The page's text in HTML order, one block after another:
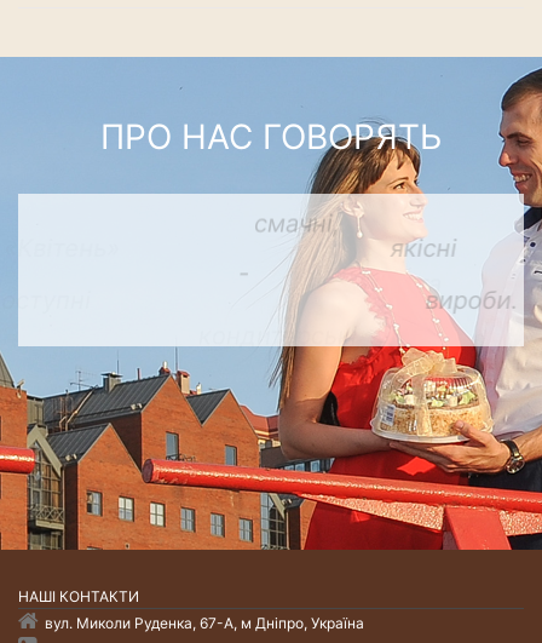
ПРО НАС ГОВОРЯТЬ
НАШI КОНТАКТИ
вул. Миколи Руденка, 67-А, м Дніпро, Україна